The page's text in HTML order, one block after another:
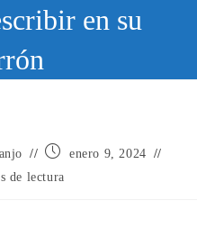
en su
Publicación
la
enero 9, 2024
de lectura